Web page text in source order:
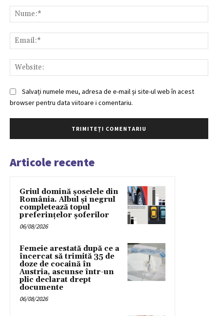
Salvați numele meu, adresa de e-mail și site-ul web în acest
browser pentru data viitoare i comentariu.
Articole recente
Griul domină șoselele din
România. Albul și negrul
completează topul
preferințelor șoferilor
06/08/2026
Femeie arestată după ce a
încercat să trimită 35 de
doze de cocaină în
Austria, ascunse într-un
plic declarat drept
documente
06/08/2026